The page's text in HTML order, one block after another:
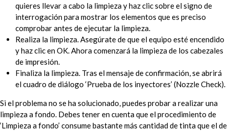
quieres llevar a cabo la limpieza y haz clic sobre el signo de
interrogación para mostrar los elementos que es preciso
comprobar antes de ejecutar la limpieza.
Realiza la limpieza. Asegúrate de que el equipo esté encendido
y haz clic en OK. Ahora comenzará la limpieza de los cabezales
de impresión.
Finaliza la limpieza. Tras el mensaje de confirmación, se abrirá
el cuadro de diálogo ‘Prueba de los inyectores’ (Nozzle Check).
Si el problema no se ha solucionado, puedes probar a realizar una
limpieza a fondo. Debes tener en cuenta que el procedimiento de
‘Limpieza a fondo’ consume bastante más cantidad de tinta que el de